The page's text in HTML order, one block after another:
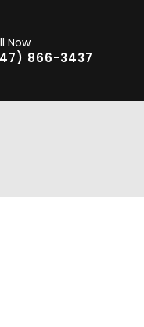
Now
866-3437